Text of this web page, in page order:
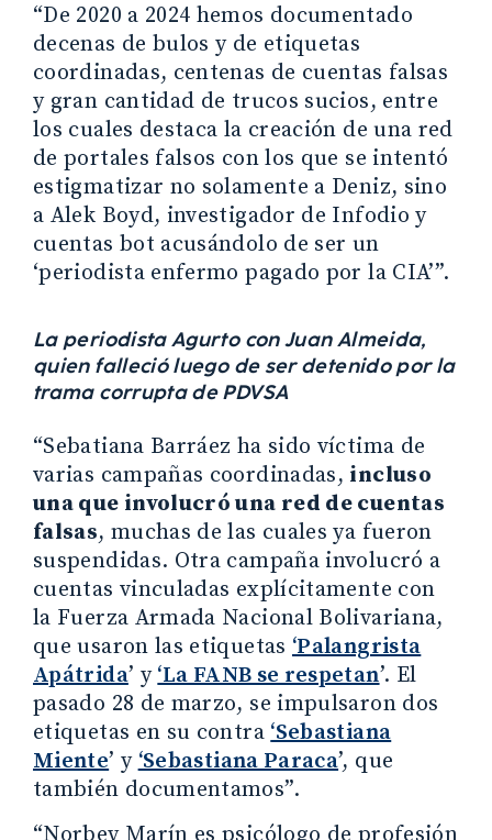
“De 2020 a 2024 hemos documentado
decenas de bulos y de etiquetas
coordinadas, centenas de cuentas falsas
y gran cantidad de trucos sucios, entre
los cuales destaca la creación de una red
de portales falsos con los que se intentó
estigmatizar no solamente a Deniz, sino
a Alek Boyd, investigador de Infodio y
cuentas bot acusándolo de ser un
‘periodista enfermo pagado por la CIA’”.
La periodista Agurto con Juan Almeida,
quien falleció luego de ser detenido por la
trama corrupta de PDVSA
“Sebatiana Barráez ha sido víctima de
varias campañas coordinadas, incluso
una que involucró una red de cuentas
falsas, muchas de las cuales ya fueron
suspendidas. Otra campaña involucró a
cuentas vinculadas explícitamente con
la Fuerza Armada Nacional Bolivariana,
que usaron las etiquetas ‘Palangrista
Apátrida’ y ‘La FANB se respetan’. El
pasado 28 de marzo, se impulsaron dos
etiquetas en su contra ‘Sebastiana
Miente’ y ‘Sebastiana Paraca’, que
también documentamos”.